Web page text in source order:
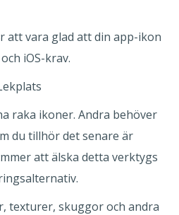
att vara glad att din app-ikon
iOS-krav.
raka ikoner. Andra behöver
du tillhör det senare är
att älska detta verktygs
texturer, skuggor och andra